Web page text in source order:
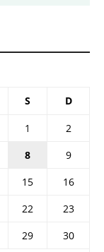
S D
1
2
8
9
15
16
22
23
29
30